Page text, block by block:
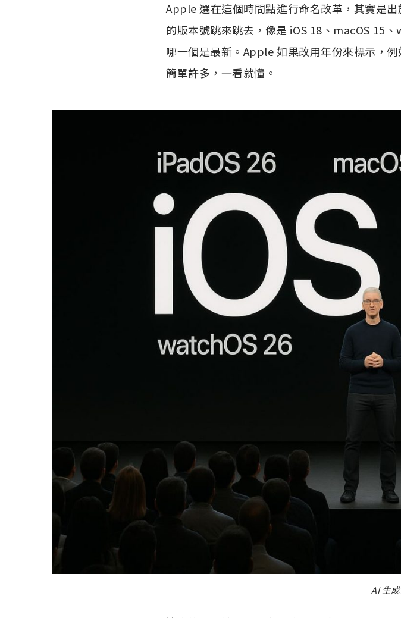
Apple 選在這個時間點進行命名改革，其實是
的版本號跳來跳去，像是 iOS 18、macOS 15
哪一個是最新。Apple 如果改用年份來標示，例
簡單許多，一看就懂。
AI 生